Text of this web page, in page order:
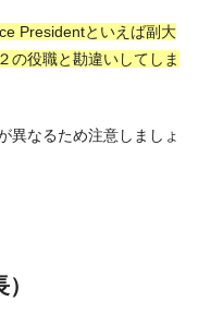
Presidentといえば副大
の役職と勘違いしてしま
異なるため注意しましょ